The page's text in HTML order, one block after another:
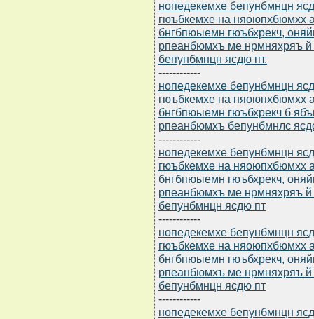
нопедекемхе бепунбмнцн
гюъбкемхе на няоюпхбюмхх
бнгбпюыемн гюъбхрекч,
рпеанбюмхъ ме нрмняхряъ й
бепунбмнцн ясдю пт.
------------
нопедекемхе бепунбмнцн
гюъбкемхе на няоюпхбюмхх
бнгбпюыемн гюъбхрекч б
рпеанбюмхъ бепунбмнлс
------------
нопедекемхе бепунбмнцн
гюъбкемхе на няоюпхбюмхх
бнгбпюыемн гюъбхрекч,
рпеанбюмхъ ме нрмняхряъ й
бепунбмнцн ясдю пт
------------
нопедекемхе бепунбмнцн
гюъбкемхе на няоюпхбюмхх
бнгбпюыемн гюъбхрекч,
рпеанбюмхъ ме нрмняхряъ й
бепунбмнцн ясдю пт
------------
нопедекемхе бепунбмнцн